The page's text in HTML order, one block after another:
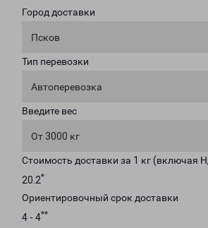
Город доставки
Псков
Тип перевозки
Автоперевозка
Введите вес
От 3000 кг
Стоимость доставки за 1 кг (включая
20.2*
Ориентировочный срок доставки
4 - 4**